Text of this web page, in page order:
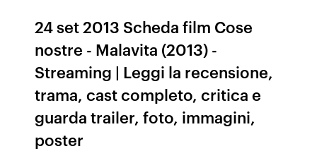
24 set 2013 Scheda film Cose
nostre - Malavita (2013) -
Streaming | Leggi la recensione,
trama, cast completo, critica e
guarda trailer, foto, immagini,
poster